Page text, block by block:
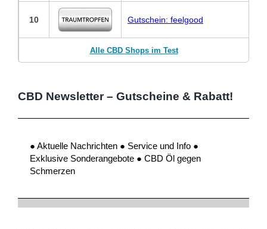
10 Gutschein: feelgood
Alle CBD Shops im Test
CBD Newsletter – Gutscheine & Rabatt!
● Aktuelle Nachrichten ● Service und Info ●
Exklusive Sonderangebote ● CBD Öl gegen
Schmerzen